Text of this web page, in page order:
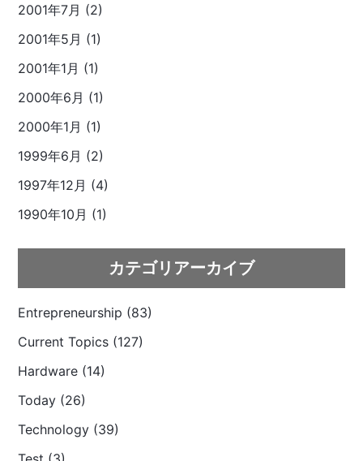
2001年7月 (2)
2001年5月 (1)
2001年1月 (1)
2000年6月 (1)
2000年1月 (1)
1999年6月 (2)
1997年12月 (4)
1990年10月 (1)
カテゴリアーカイブ
Entrepreneurship (83)
Current Topics (127)
Hardware (14)
Today (26)
Technology (39)